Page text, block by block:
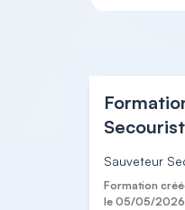
Sauveteur
Formation
le 05/05/